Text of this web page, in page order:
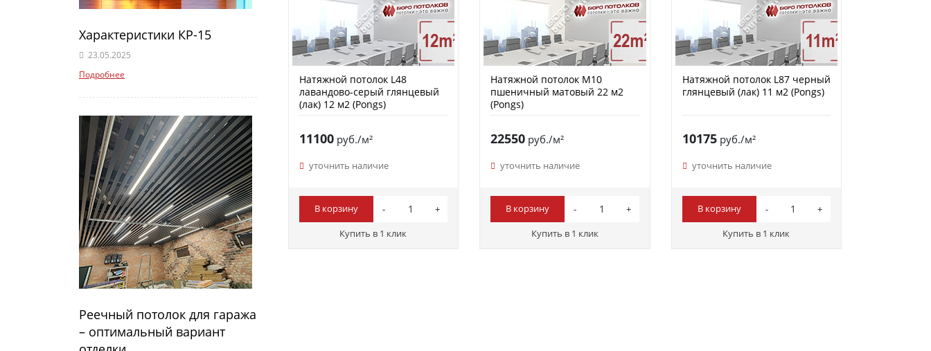
Характеристики КР-15
23.05.2025
Подробнее
Реечный потолок для гаража
– оптимальный вариант
Натяжной потолок L48
лавандово-серый глянцевый
(лак) 12 м2 (Pongs)
11100руб./м²
уточнить наличие
В корзину
Купить в 1 клик
Натяжной потолок M10
пшеничный матовый 22 м2
(Pongs)
22550 руб./м²
уточнить наличие
В корзину
Купить в 1 клик
Натяжной потолок L87 черный
глянцевый (лак) 11 м2 (Pongs)
10175руб./м²
уточнить наличие
В корзину
Купить в 1 клик